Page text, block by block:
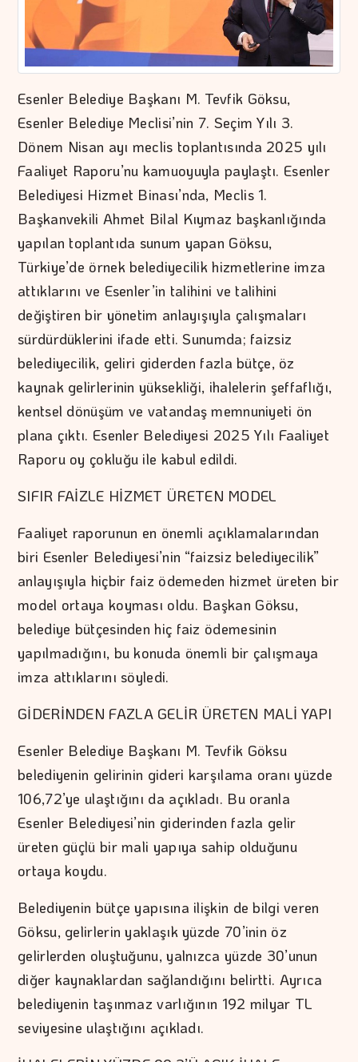
Esenler Belediye Başkanı M. Tevfik Göksu,
Esenler Belediye Meclisi’nin 7. Seçim Yılı 3.
Dönem Nisan ayı meclis toplantısında 2025 yılı
Faaliyet Raporu’nu kamuoyuyla paylaştı. Esenler
Belediyesi Hizmet Binası’nda, Meclis 1.
Başkanvekili Ahmet Bilal Kıymaz başkanlığında
yapılan toplantıda sunum yapan Göksu,
Türkiye’de örnek belediyecilik hizmetlerine imza
attıklarını ve Esenler’in talihini ve talihini
değiştiren bir yönetim anlayışıyla çalışmaları
sürdürdüklerini ifade etti. Sunumda; faizsiz
belediyecilik, geliri giderden fazla bütçe, öz
kaynak gelirlerinin yüksekliği, ihalelerin şeffaflığı,
kentsel dönüşüm ve vatandaş memnuniyeti ön
plana çıktı. Esenler Belediyesi 2025 Yılı Faaliyet
Raporu oy çokluğu ile kabul edildi.
SIFIR FAİZLE HİZMET ÜRETEN MODEL
Faaliyet raporunun en önemli açıklamalarından
biri Esenler Belediyesi’nin “faizsiz belediyecilik”
anlayışıyla hiçbir faiz ödemeden hizmet üreten bir
model ortaya koyması oldu. Başkan Göksu,
belediye bütçesinden hiç faiz ödemesinin
yapılmadığını, bu konuda önemli bir çalışmaya
imza attıklarını söyledi.
GİDERİNDEN FAZLA GELİR ÜRETEN MALİ YAPI
Esenler Belediye Başkanı M. Tevfik Göksu
belediyenin gelirinin gideri karşılama oranı yüzde
106,72’ye ulaştığını da açıkladı. Bu oranla
Esenler Belediyesi’nin giderinden fazla gelir
üreten güçlü bir mali yapıya sahip olduğunu
ortaya koydu.
Belediyenin bütçe yapısına ilişkin de bilgi veren
Göksu, gelirlerin yaklaşık yüzde 70’inin öz
gelirlerden oluştuğunu, yalnızca yüzde 30’unun
diğer kaynaklardan sağlandığını belirtti. Ayrıca
belediyenin taşınmaz varlığının 192 milyar TL
seviyesine ulaştığını açıkladı.